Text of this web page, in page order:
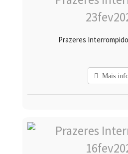
Prazeres
Mais